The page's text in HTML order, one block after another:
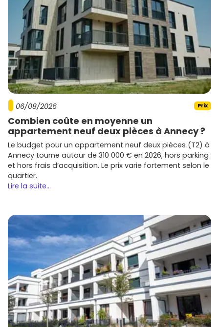
06/08/2026 Prix
Combien coûte en moyenne un
appartement neuf deux pièces à Annecy ?
Le budget pour un appartement neuf deux pièces (T2) à
Annecy tourne autour de 310 000 € en 2026, hors parking
et hors frais d’acquisition. Le prix varie fortement selon le
quartier.
Lire la suite...